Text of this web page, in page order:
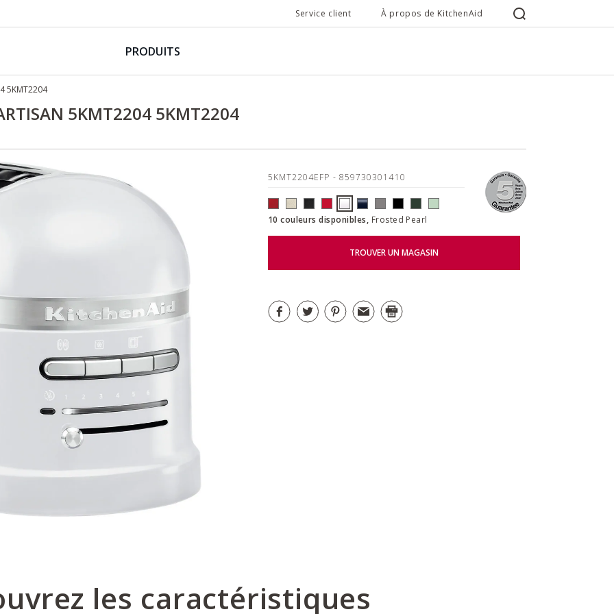
Service client À propos de KitchenAid
PRODUITS
5KMT2204
5KMT2204 5KMT2204
5KMT2204EFP - 859730301410
10 couleurs disponibles, Frosted Pearl
TROUVER UN MAGASIN
les caractéristiques